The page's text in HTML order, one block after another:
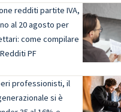
redditi partite IVA,
al 20 agosto per
come compilare
PF
professionisti, il
si è